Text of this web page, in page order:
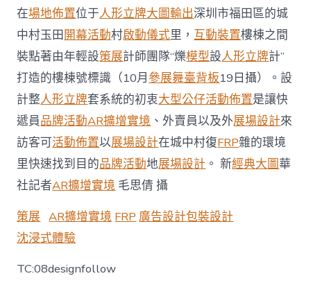
都”
_
中
國
扶
貧
在
線
_
國
家
08
靠
設
計
模
在場地佈置位于人形立牌大圖輸出深圳市福田區的城
中村玉田開幕活動村啟動儀式里，互動裝置樓棟之間
裝點著由年輕設策展計師團隊“爍模型設人形立牌計”
打造的樓棟號標識（10月參展舞臺背板19日攝）。設
計整人形立牌套系統的初衷大型公仔活動佈置是讓快
遞員品牌活動AR擴增實境 、外賣員以及外展場設計來
訪客可活動佈置以展場設計在城中村復FRP雜的環境
里快速找到目的品牌活動地展場設計 。 新經典大圖華
社記者AR擴增實境 毛思倩 攝
策展 AR擴增實境 FRP 廣告設計包裝設計
沈浸式體驗
TC:08designfollow